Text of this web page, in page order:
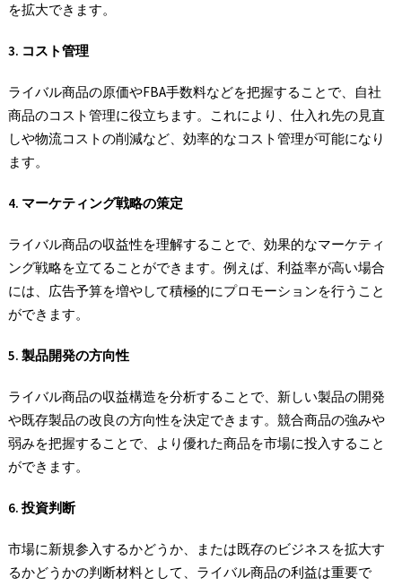
を拡大できます。
3. コスト管理
ライバル商品の原価やFBA手数料などを把握することで、自社
商品のコスト管理に役立ちます。これにより、仕入れ先の見直
しや物流コストの削減など、効率的なコスト管理が可能になり
ます。
4. マーケティング戦略の策定
ライバル商品の収益性を理解することで、効果的なマーケティ
ング戦略を立てることができます。例えば、利益率が高い場合
には、広告予算を増やして積極的にプロモーションを行うこと
ができます。
5. 製品開発の方向性
ライバル商品の収益構造を分析することで、新しい製品の開発
や既存製品の改良の方向性を決定できます。競合商品の強みや
弱みを把握することで、より優れた商品を市場に投入すること
ができます。
6. 投資判断
市場に新規参入するかどうか、または既存のビジネスを拡大す
るかどうかの判断材料として、ライバル商品の利益は重要で